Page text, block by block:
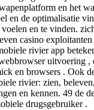
en het
en de optimalisatie
voelen en te vinden.
casino
rivier app
uitvoering ,
en browsers . Ook
rivier: zien,
en kennen. 49 de
drugsgebruiker .